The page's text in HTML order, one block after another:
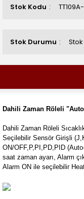
Stok Kodu
Stok Durumu
Dahili Zaman Röleli
Dahili Zaman Röleli
Seçilebilir Sensör Girişli
ON/OFF,P,PI,PD,PID
saat zaman ayarı, Alarm
Alarm ON ile seçilebilir